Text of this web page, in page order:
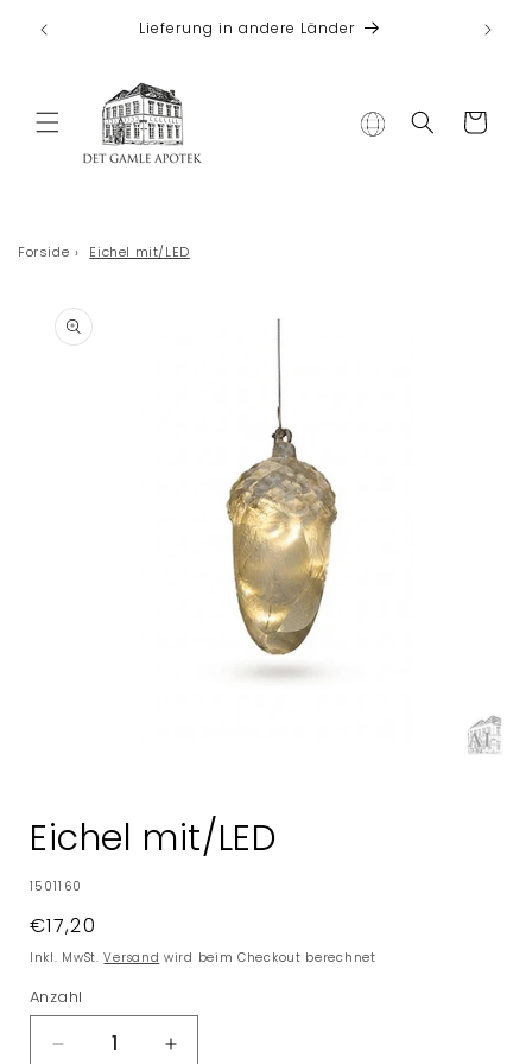
Inhalt
Lieferung in andere Länder
Warenkorb
Forside › Eichel mit/LED
Modal
öffnen
Eichel mit/LED
SKU:
1501160
Normaler
Preis
€17,20
Inkl. MwSt.Versand wird beim Checkout berechnet
Anzahl
Verringere
Erhöhe